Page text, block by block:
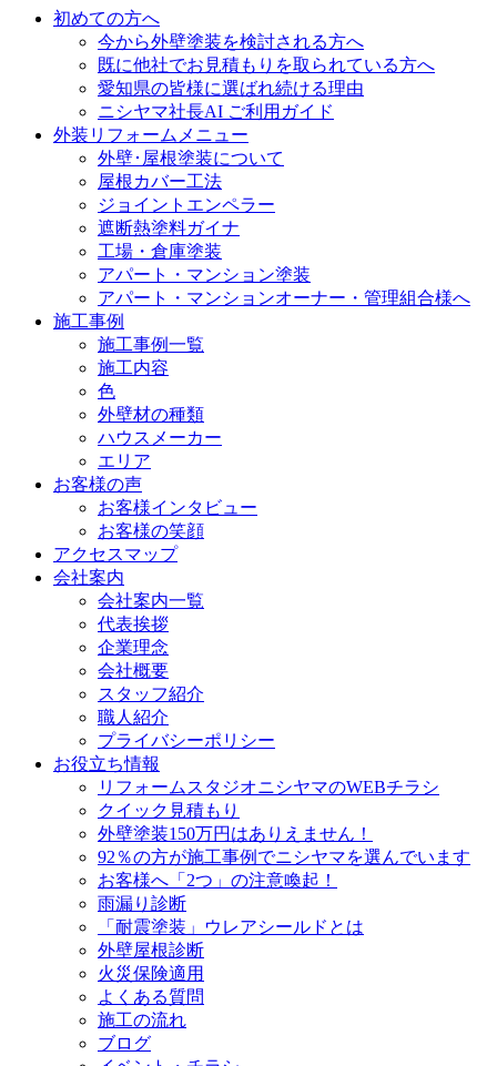
初めての方へ
今から外壁塗装を検討される方へ
既に他社でお見積もりを取られている方へ
愛知県の皆様に選ばれ続ける理由
ニシヤマ社長AI ご利用ガイド
外装リフォームメニュー
外壁･屋根塗装について
屋根カバー工法
ジョイントエンペラー
遮断熱塗料ガイナ
工場・倉庫塗装
アパート・マンション塗装
アパート・マンションオーナー・管理組合様へ
施工事例
施工事例一覧
施工内容
色
外壁材の種類
ハウスメーカー
エリア
お客様の声
お客様インタビュー
お客様の笑顔
アクセスマップ
会社案内
会社案内一覧
代表挨拶
企業理念
会社概要
スタッフ紹介
職人紹介
プライバシーポリシー
お役立ち情報
リフォームスタジオニシヤマのWEBチラシ
クイック見積もり
外壁塗装150万円はありえません！
92％の方が施工事例でニシヤマを選んでいます
お客様へ「2つ」の注意喚起！
雨漏り診断
「耐震塗装」ウレアシールドとは
外壁屋根診断
火災保険適用
よくある質問
施工の流れ
ブログ